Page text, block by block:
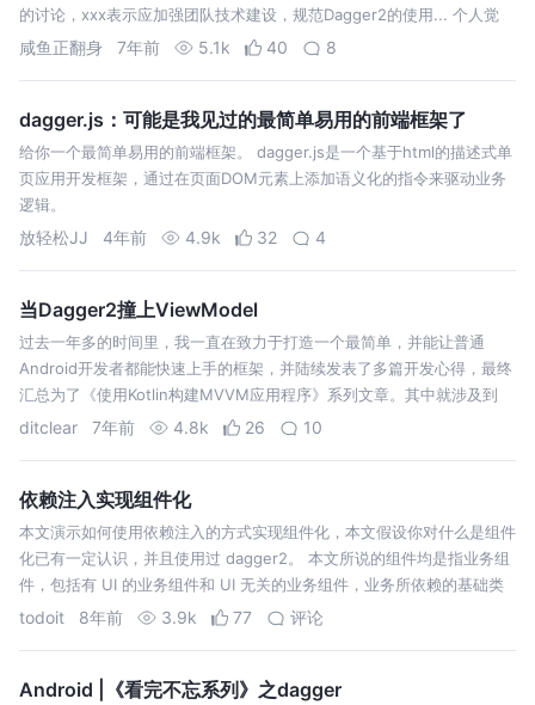
的讨论，xxx表示应加强团队技术建设，规范Dagger2的使用... 个人觉
得，开始一个新技术的学习。前提是弄清楚这个技术会为…
咸鱼正翻身 7年前 5.1k 40 8
dagger.js：可能是我见过的最简单易用的前端框架了
给你一个最简单易用的前端框架。 dagger.js是一个基于html的描述式单
页应用开发框架，通过在页面DOM元素上添加语义化的指令来驱动业务
逻辑。
放轻松JJ 4年前 4.9k 32 4
当Dagger2撞上ViewModel
过去一年多的时间里，我一直在致力于打造一个最简单，并能让普通
Android开发者都能快速上手的框架，并陆续发表了多篇开发心得，最终
汇总为了《使用Kotlin构建MVVM应用程序》系列文章。其中就涉及到
Dagger2和ViewModel的使用，这两者之间的碰撞令我想到了另一种十
ditclear 7年前 4.8k 26 10
依赖注入实现组件化
本文演示如何使用依赖注入的方式实现组件化，本文假设你对什么是组件
化已有一定认识，并且使用过 dagger2。 本文所说的组件均是指业务组
件，包括有 UI 的业务组件和 UI 无关的业务组件，业务所依赖的基础类
库均是指类库，包括第三方的和公司内部的。 为了方便演示，本文所有
todoit 8年前 3.9k 77 评论
Android |《看完不忘系列》之dagger